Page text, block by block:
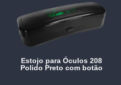
Estojo para Óculos 208
Polido Preto com botão